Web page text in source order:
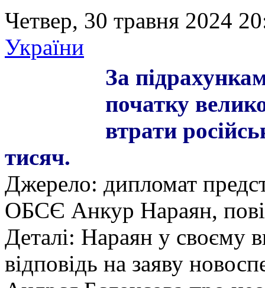
Четвер, 30 травня 2024
України
За
початку
втрати
тисяч.
Джерело: дипломат
ОБСЄ Анкур Нараян,
Деталі: Нараян у своєму
відповідь на заяву